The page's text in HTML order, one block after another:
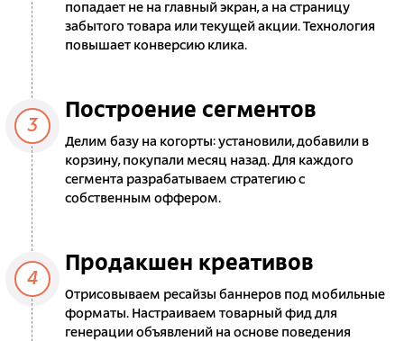
попадает не на главный экран, а на страницу
забытого товара или текущей акции. Технология
повышает конверсию клика.
3
Построение сегментов
Делим базу на когорты: установили, добавили в
корзину, покупали месяц назад. Для каждого
сегмента разрабатываем стратегию с
собственным оффером.
4
Продакшен креативов
Отрисовываем ресайзы баннеров под мобильные
форматы. Настраиваем товарный фид для
генерации объявлений на основе поведения